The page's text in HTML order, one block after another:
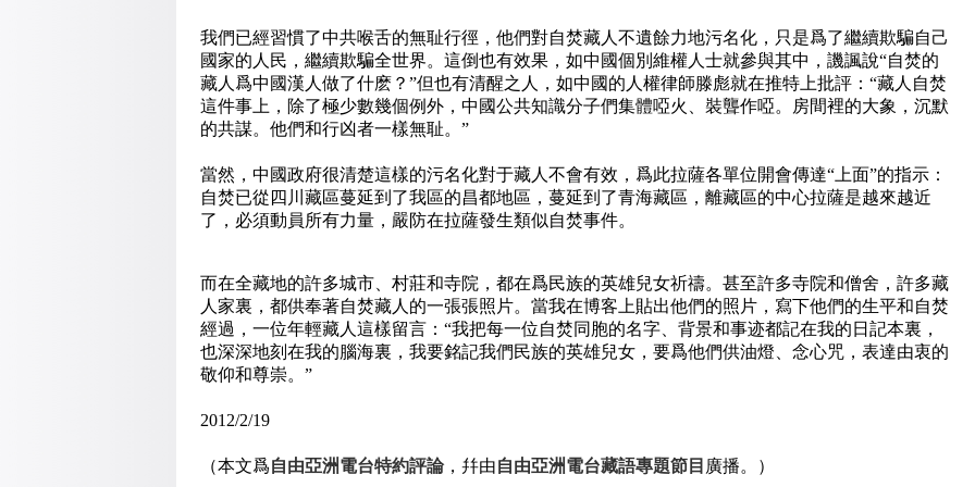
我們已經習慣了中共喉舌的無耻行徑，他們對自焚藏人不遺餘力地污名化，只是爲了繼續欺騙自己
國家的人民，繼續欺騙全世界。這倒也有效果，如中國個別維權人士就參與其中，譏諷說“自焚的
藏人爲中國漢人做了什麽？”但也有清醒之人，如中國的人權律師滕彪就在推特上批評：“藏人自焚
這件事上，除了極少數幾個例外，中國公共知識分子們集體啞火、裝聾作啞。房間裡的大象，沉默
的共謀。他們和行凶者一樣無耻。”
當然，中國政府很清楚這樣的污名化對于藏人不會有效，爲此拉薩各單位開會傳達“上面”的指示：
自焚已從四川藏區蔓延到了我區的昌都地區，蔓延到了青海藏區，離藏區的中心拉薩是越來越近
了，必須動員所有力量，嚴防在拉薩發生類似自焚事件。
而在全藏地的許多城市、村莊和寺院，都在爲民族的英雄兒女祈禱。甚至許多寺院和僧舍，許多藏
人家裏，都供奉著自焚藏人的一張張照片。當我在博客上貼出他們的照片，寫下他們的生平和自焚
經過，一位年輕藏人這樣留言：“我把每一位自焚同胞的名字、背景和事迹都記在我的日記本裏，
也深深地刻在我的腦海裏，我要銘記我們民族的英雄兒女，要爲他們供油燈、念心咒，表達由衷的
敬仰和尊崇。”
2012/2/19
（本文爲自由亞洲電台特約評論，幷由自由亞洲電台藏語專題節目 廣播。）